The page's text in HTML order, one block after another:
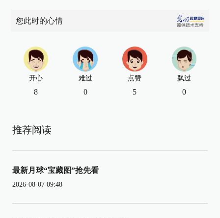
您此时的心情
开心
8
难过
0
点赞
5
飘过
0
推荐阅读
最新月球“宝藏图”抢先看
2026-08-07 09:48